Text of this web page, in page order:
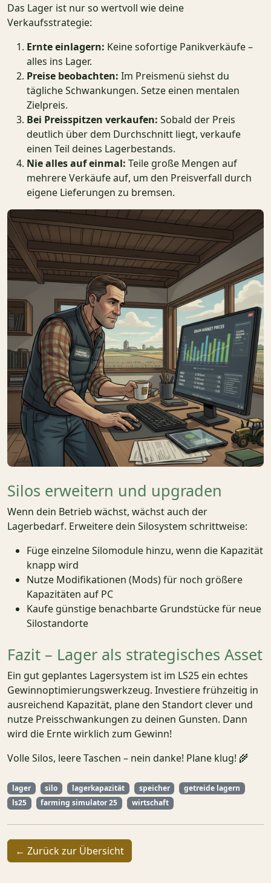
Das Lager ist nur so wertvoll wie deine
Verkaufsstrategie:
Ernte einlagern: Keine sofortige Panikverkäufe –
alles ins Lager.
Preise beobachten: Im Preismenü siehst du
tägliche Schwankungen. Setze einen mentalen
Zielpreis.
Bei Preisspitzen verkaufen: Sobald der Preis
deutlich über dem Durchschnitt liegt, verkaufe
einen Teil deines Lagerbestands.
Nie alles auf einmal: Teile große Mengen auf
mehrere Verkäufe auf, um den Preisverfall durch
eigene Lieferungen zu bremsen.
Silos erweitern und upgraden
Wenn dein Betrieb wächst, wächst auch der
Lagerbedarf. Erweitere dein Silosystem schrittweise:
Füge einzelne Silomodule hinzu, wenn die Kapazität
knapp wird
Nutze Modifikationen (Mods) für noch größere
Kapazitäten auf PC
Kaufe günstige benachbarte Grundstücke für neue
Silostandorte
Fazit – Lager als strategisches Asset
Ein gut geplantes Lagersystem ist im LS25 ein echtes
Gewinnoptimierungswerkzeug. Investiere frühzeitig in
ausreichend Kapazität, plane den Standort clever und
nutze Preisschwankungen zu deinen Gunsten. Dann
wird die Ernte wirklich zum Gewinn!
Volle Silos, leere Taschen – nein danke! Plane klug! 🌾
lager silo lagerkapazität speicher
getreide lagern
ls25
farming simulator 25 wirtschaft
← Zurück zur Übersicht